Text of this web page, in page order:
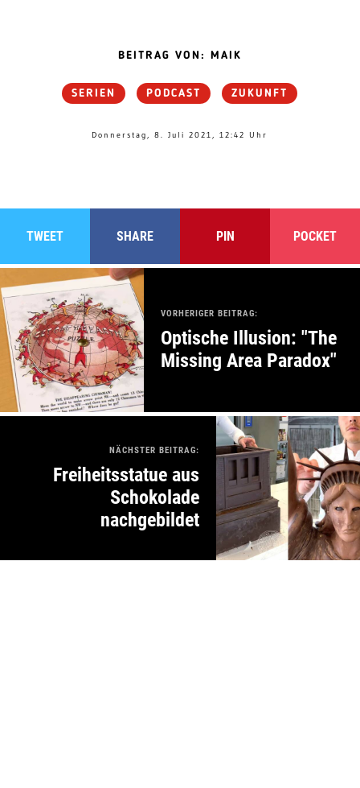
BEITRAG VON: MAIK
SERIEN PODCAST ZUKUNFT
Donnerstag, 8. Juli 2021, 12:42 Uhr
TWEET SHARE PIN POCKET
VORHERIGER BEITRAG:
Optische Illusion: "The
Missing Area Paradox"
NÄCHSTER BEITRAG:
Freiheitsstatue aus
Schokolade
nachgebildet